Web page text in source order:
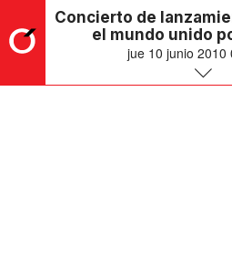
Concierto de
el mundo unido
jue 10 junio 2010